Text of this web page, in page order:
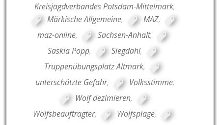
Kreisjagdverbandes Potsdam-Mittelmark,
Märkische Allgemeine, MAZ,
maz-online, Sachsen-Anhalt,
Saskia Popp, Siegdahl,
Truppenübungsplatz Altmark,
unterschätzte Gefahr, Volksstimme,
Wolf dezimieren,
Wolfsbeauftragter, Wolfsplage,